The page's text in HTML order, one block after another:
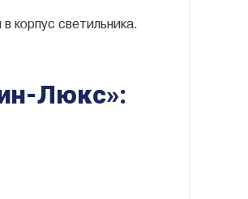
корпус светильника.
Люкс»: